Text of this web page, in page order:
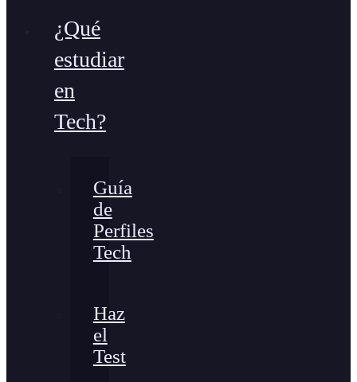
¿Qué
estudiar
en
Tech?
Guía
de
Perfiles
Tech
Haz
el
Test